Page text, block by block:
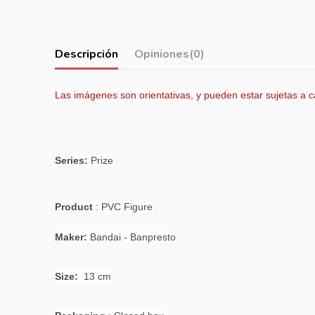
Descripción Opiniones(0)
Las imágenes son orientativas, y pueden estar sujetas a
Series: Prize
Product : PVC Figure
Maker: Bandai - Banpresto
Size: 13 cm